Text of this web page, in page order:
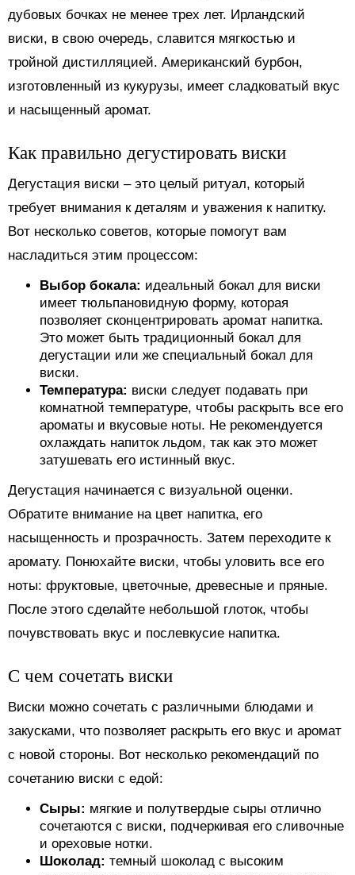
дубовых бочках не менее трех лет. Ирландский
виски, в свою очередь, славится мягкостью и
тройной дистилляцией. Американский бурбон,
изготовленный из кукурузы, имеет сладковатый вкус
и насыщенный аромат.
Как правильно дегустировать виски
Дегустация виски – это целый ритуал, который
требует внимания к деталям и уважения к напитку.
Вот несколько советов, которые помогут вам
насладиться этим процессом:
Выбор бокала: идеальный бокал для виски
имеет тюльпановидную форму, которая
позволяет сконцентрировать аромат напитка.
Это может быть традиционный бокал для
дегустации или же специальный бокал для
виски.
Температура: виски следует подавать при
комнатной температуре, чтобы раскрыть все его
ароматы и вкусовые ноты. Не рекомендуется
охлаждать напиток льдом, так как это может
затушевать его истинный вкус.
Дегустация начинается с визуальной оценки.
Обратите внимание на цвет напитка, его
насыщенность и прозрачность. Затем переходите к
аромату. Понюхайте виски, чтобы уловить все его
ноты: фруктовые, цветочные, древесные и пряные.
После этого сделайте небольшой глоток, чтобы
почувствовать вкус и послевкусие напитка.
С чем сочетать виски
Виски можно сочетать с различными блюдами и
закусками, что позволяет раскрыть его вкус и аромат
с новой стороны. Вот несколько рекомендаций по
сочетанию виски с едой:
Сыры: мягкие и полутвердые сыры отлично
сочетаются с виски, подчеркивая его сливочные
и ореховые нотки.
Шоколад: темный шоколад с высоким